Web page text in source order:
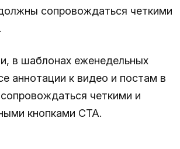
сопровождаться четкими
.
в шаблонах еженедельных
аннотации к видео и постам в
четкими и
кнопками CTA.